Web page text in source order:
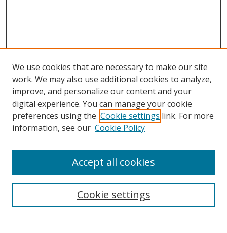
Search
Select context to search:
We use cookies that are necessary to make our site
work. We may also use additional cookies to analyze,
improve, and personalize our content and your
digital experience. You can manage your cookie
preferences using the Cookie settings link. For more
information, see our Cookie Policy
Cookie settings
Accept all cookies